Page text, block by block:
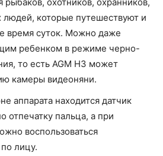
рыбаков, охотников, охранников,
людей, которые путешествуют и
время суток. Можно даже
ребенком в режиме черно-
то есть AGM H3 может
камеры видеоняни.
аппарата находится датчик
отпечатку пальца, а при
воспользоваться
лицу.